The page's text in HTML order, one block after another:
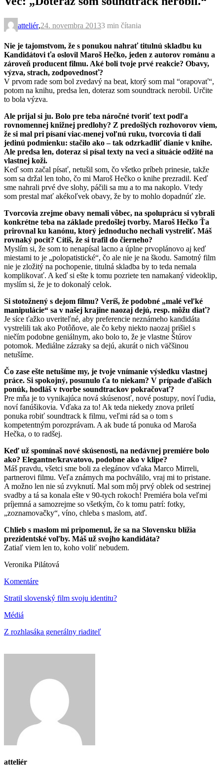
atteliér,24. novembra 20133 min čítania
Nie je tajomstvom, že s ponukou nahrať titulnú skladbu ku
Kandidátovi ťa oslovil Maroš Hečko, jeden z autorov románu a
zároveň producent filmu. Aké boli tvoje prvé reakcie? Obavy,
výzva, strach, zodpovednosť?
V prvom rade som bol zvedavý na beat, ktorý som mal “orapovať“,
potom na knihu, predsa len, doteraz som soundtrack nerobil. Určite
to bola výzva.
Ale prijal si ju. Bolo pre teba náročné tvoriť text podľa
rovnomennej knižnej predlohy? Z predošlých rozhovorov viem,
že si mal pri písaní viac-menej voľnú ruku, tvorcovia ti dali
jedinú podmienku: stačilo ako – tak odzrkadliť dianie v knihe.
Ale predsa len, doteraz si písal texty na veci a situácie odžité na
vlastnej koži.
Keď som začal písať, netušil som, čo všetko príbeh prinesie, takže
som sa držal len toho, čo mi Maroš Hečko o knihe prezradil. Keď
sme nahrali prvé dve slohy, páčili sa mu a to ma nakoplo. Vtedy
som prestal mať akékoľvek obavy, že by to mohlo dopadnúť zle.
Tvorcovia zrejme obavy nemali vôbec, na spoluprácu si vybrali
konkrétne teba na základe predošlej tvorby. Maroš Hečko Ťa
prirovnal ku kanónu, ktorý jednoducho nechali vystreliť. Máš
rovnaký pocit? Cítiš, že si trafil do čierneho?
Myslím si, že som to nenapísal lacno a úplne prvoplánovo aj keď
miestami to je „polopatistické“, čo ale nie je na škodu. Samotný film
nie je zložitý na pochopenie, titulná skladba by to teda nemala
komplikovať. A keď si ešte k tomu pozriete ten namakaný videoklip,
myslím si, že je to dokonalý celok.
Si stotožnený s dejom filmu? Veríš, že podobné „malé veľké
manipulácie“ sa v našej krajine naozaj dejú, resp. môžu diať?
Je síce ťažko uveriteľné, aby preferencie neznámeho kandidáta
vystrelili tak ako Potôňove, ale čo keby niekto naozaj prišiel s
niečím podobne geniálnym, ako bolo to, že je vlastne Štúrov
potomok. Mediálne zázraky sa dejú, akurát o nich väčšinou
netušíme.
Čo zase ešte netušíme my, je tvoje vnímanie výsledku vlastnej
práce. Si spokojný, posunulo ťa to niekam? V prípade ďalších
ponúk, hodláš v tvorbe soundtrackov pokračovať?
Pre mňa je to vynikajúca nová skúsenosť, nové postupy, noví ľudia,
noví fanúšikovia. Vďaka za to! Ak teda niekedy znova priletí
ponuka robiť soundtrack k filmu, veľmi rád sa o tom s
kompetentným porozprávam. A ak bude tá ponuka od Maroša
Hečka, o to radšej.
Keď už spomínaš nové skúsenosti, na nedávnej premiére bolo
ako? Elegantne/kravatovo, podobne ako v klipe?
Máš pravdu, všetci sme boli za elegánov vďaka Marco Mirreli,
partnerovi filmu. Veľa známych ma pochválilo, vraj mi to pristane.
A možno len nie sú zvyknutí. Mal som môj prvý oblek od sestrinej
svadby a tá sa konala ešte v 90-tych rokoch! Premiéra bola veľmi
príjemná a samozrejme so všetkým, čo k tomu patrí: fotky,
„zoznamovačky“, víno, chleba s maslom, atď.
Chlieb s maslom mi pripomenul, že sa na Slovensku blížia
prezidentské voľby. Máš už svojho kandidáta?
Zatiaľ viem len to, koho voliť nebudem.
Veronika Pilátová
Komentáre
Stratil slovenský film svoju identitu?
Médiá
Z rozhlasáka generálny riaditeľ
atteliér